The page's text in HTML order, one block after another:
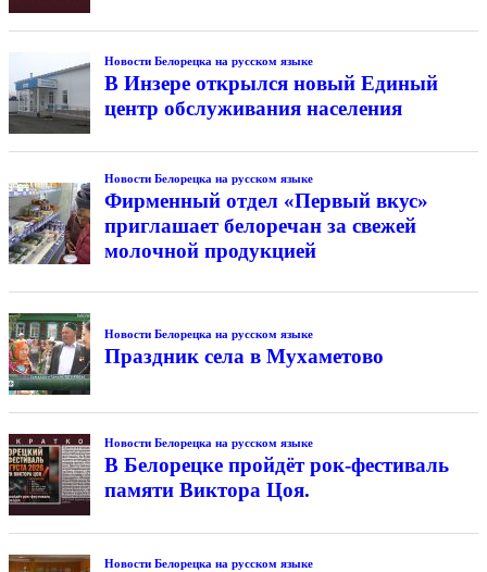
Новости Белорецка на русском языке
В Инзере открылся новый Единый
центр обслуживания населения
Новости Белорецка на русском языке
Фирменный отдел «Первый вкус»
приглашает белоречан за свежей
молочной продукцией
Новости Белорецка на русском языке
Праздник села в Мухаметово
Новости Белорецка на русском языке
В Белорецке пройдёт рок-фестиваль
памяти Виктора Цоя.
Новости Белорецка на русском языке